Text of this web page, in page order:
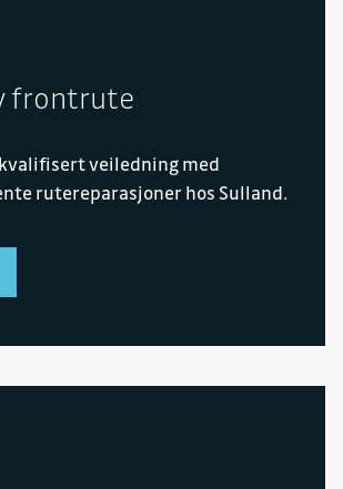
frontrute
kvalifisert veiledning med
rutereparasjoner hos Sulland.